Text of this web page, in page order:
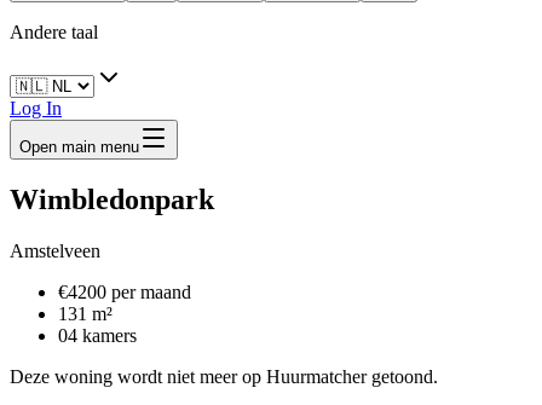
Andere taal
Log In
Open main menu
Wimbledonpark
Amstelveen
€4200 per maand
131 m²
04 kamers
Deze woning wordt niet meer op Huurmatcher getoond.